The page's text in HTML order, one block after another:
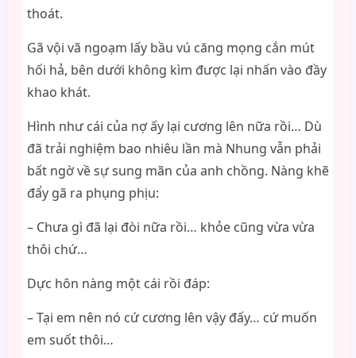
thoát.
Gã vội vã ngoạm lấy bầu vú căng mọng cắn mút
hối hả, bên dưới không kìm được lại nhấn vào đầy
khao khát.
Hình như cái của nợ ấy lại cương lên nữa rồi… Dù
đã trải nghiệm bao nhiêu lần mà Nhung vẫn phải
bất ngờ về sự sung mãn của anh chồng. Nàng khẽ
đẩy gã ra phụng phịu:
– Chưa gì đã lại đòi nữa rồi… khỏe cũng vừa vừa
thôi chứ…
Dực hôn nàng một cái rồi đáp:
– Tại em nên nó cứ cương lên vậy đấy… cứ muốn
em suốt thôi…